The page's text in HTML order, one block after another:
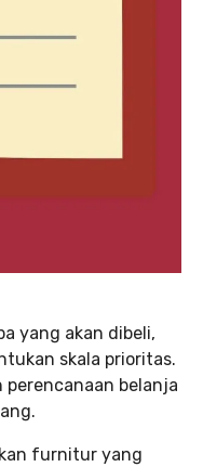
yang akan dibeli,
skala prioritas.
belanja
furnitur yang